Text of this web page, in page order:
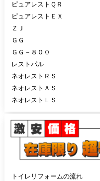
ピュアレストＱＲ
ピュアレストＥＸ
ＺＪ
ＧＧ
ＧＧ－８００
レストパル
ネオレストＲＳ
ネオレストＡＳ
ネオレストＬＳ
トイレリフォームの流れ